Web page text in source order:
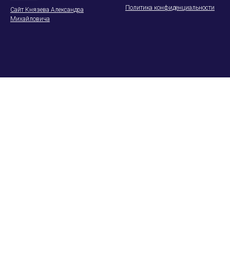
Сайт Князева Александра
Михайловича
Политика конфиденциальности